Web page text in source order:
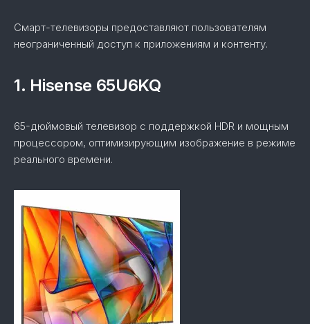
Смарт-телевизоры предоставляют пользователям
неограниченный доступ к приложениям и контенту.
1. Hisense 65U6KQ
65-дюймовый телевизор с поддержкой HDR и мощным
процессором, оптимизирующим изображение в режиме
реального времени.